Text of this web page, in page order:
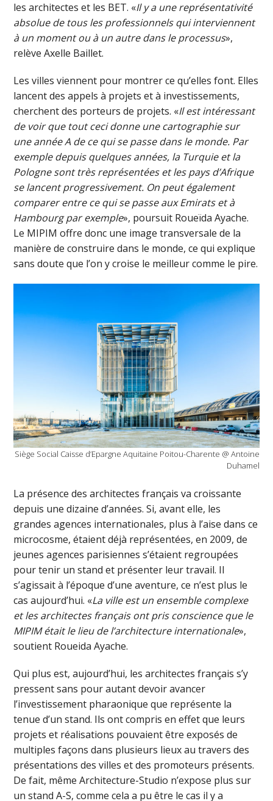
les architectes et les BET. «Il y a une représentativité
absolue de tous les professionnels qui interviennent
à un moment ou à un autre dans le processus»,
relève Axelle Baillet.
Les villes viennent pour montrer ce qu’elles font. Elles
lancent des appels à projets et à investissements,
cherchent des porteurs de projets. «Il est intéressant
de voir que tout ceci donne une cartographie sur
une année A de ce qui se passe dans le monde. Par
exemple depuis quelques années, la Turquie et la
Pologne sont très représentées et les pays d’Afrique
se lancent progressivement. On peut également
comparer entre ce qui se passe aux Emirats et à
Hambourg par exemple», poursuit Roueïda Ayache.
Le MIPIM offre donc une image transversale de la
manière de construire dans le monde, ce qui explique
sans doute que l’on y croise le meilleur comme le pire.
Siège Social Caisse d’Epargne Aquitaine Poitou-Charente @ Antoine
Duhamel
La présence des architectes français va croissante
depuis une dizaine d’années. Si, avant elle, les
grandes agences internationales, plus à l’aise dans ce
microcosme, étaient déjà représentées, en 2009, de
jeunes agences parisiennes s’étaient regroupées
pour tenir un stand et présenter leur travail. Il
s’agissait à l’époque d’une aventure, ce n’est plus le
cas aujourd’hui. «La ville est un ensemble complexe
et les architectes français ont pris conscience que le
MIPIM était le lieu de l’architecture internationale»,
soutient Roueida Ayache.
Qui plus est, aujourd’hui, les architectes français s’y
pressent sans pour autant devoir avancer
l’investissement pharaonique que représente la
tenue d’un stand. Ils ont compris en effet que leurs
projets et réalisations pouvaient être exposés de
multiples façons dans plusieurs lieux au travers des
présentations des villes et des promoteurs présents.
De fait, même Architecture-Studio n’expose plus sur
un stand A-S, comme cela a pu être le cas il y a